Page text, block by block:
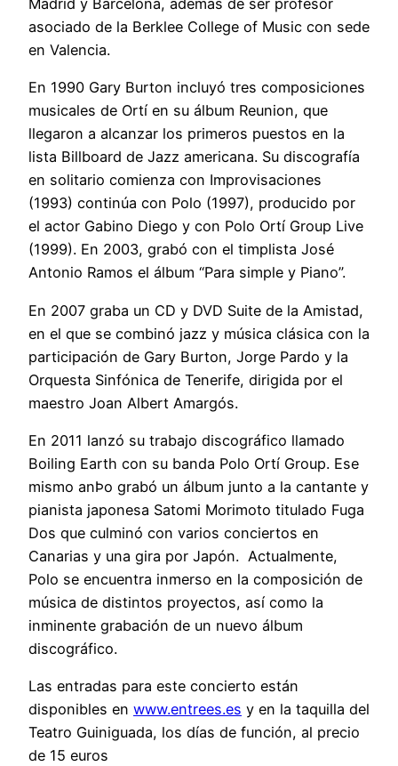
Madrid y Barcelona, además de ser profesor
asociado de la Berklee College of Music con sede
en Valencia.
En 1990 Gary Burton incluyó tres composiciones
musicales de Ortí en su álbum Reunion, que
llegaron a alcanzar los primeros puestos en la
lista Billboard de Jazz americana. Su discografía
en solitario comienza con Improvisaciones
(1993) continúa con Polo (1997), producido por
el actor Gabino Diego y con Polo Ortí Group Live
(1999). En 2003, grabó con el timplista José
Antonio Ramos el álbum “Para simple y Piano”.
En 2007 graba un CD y DVD Suite de la Amistad,
en el que se combinó jazz y música clásica con la
participación de Gary Burton, Jorge Pardo y la
Orquesta Sinfónica de Tenerife, dirigida por el
maestro Joan Albert Amargós.
En 2011 lanzó su trabajo discográfico llamado
Boiling Earth con su banda Polo Ortí Group. Ese
mismo anÞo grabó un álbum junto a la cantante y
pianista japonesa Satomi Morimoto titulado Fuga
Dos que culminó con varios conciertos en
Canarias y una gira por Japón. Actualmente,
Polo se encuentra inmerso en la composición de
música de distintos proyectos, así como la
inminente grabación de un nuevo álbum
discográfico.
Las entradas para este concierto están
disponibles en www.entrees.es y en la taquilla del
Teatro Guiniguada, los días de función, al precio
de 15 euros